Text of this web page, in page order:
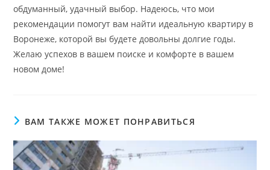
обдуманный, удачный выбор. Надеюсь, что мои
рекомендации помогут вам найти идеальную квартиру в
Воронеже, которой вы будете довольны долгие годы.
Желаю успехов в вашем поиске и комфорте в вашем
новом доме!
ВАМ ТАКЖЕ МОЖЕТ ПОНРАВИТЬСЯ